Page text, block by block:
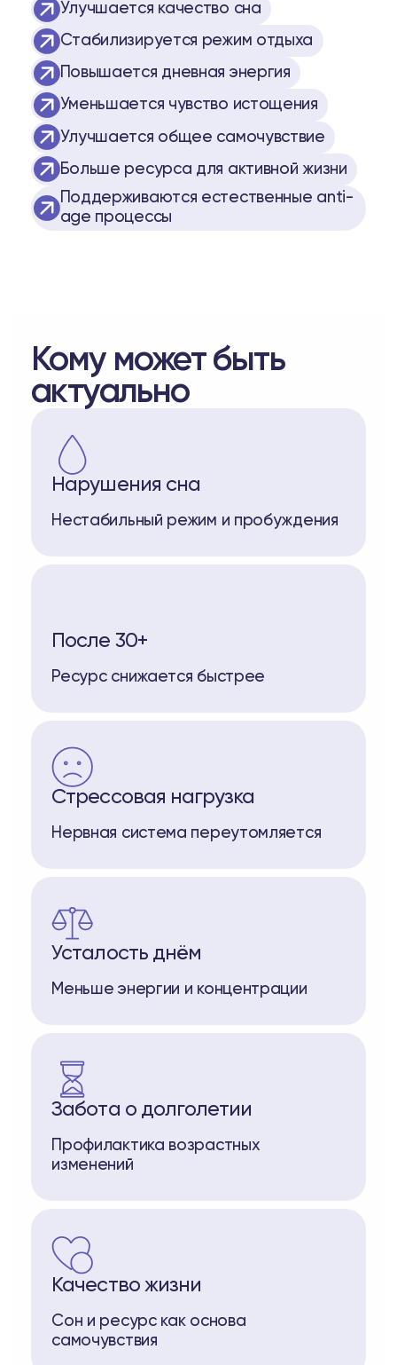
Улучшается качество сна
Стабилизируется режим отдыха
Повышается дневная энергия
Уменьшается чувство истощения
Улучшается общее самочувствие
Больше ресурса для активной жизни
Поддерживаются естественные anti-
age процессы
Кому может быть
актуально
Нарушения сна
Нестабильный режим и пробуждения
После 30+
Ресурс снижается быстрее
Стрессовая нагрузка
Нервная система переутомляется
Усталость днём
Меньше энергии и концентрации
Забота о долголетии
Профилактика возрастных
изменений
Качество жизни
Сон и ресурс как основа
самочувствия